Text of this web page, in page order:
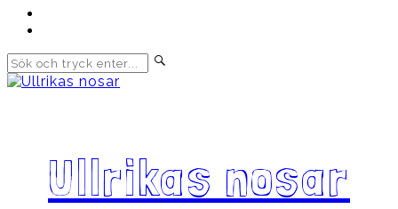
Ullrikas nosar